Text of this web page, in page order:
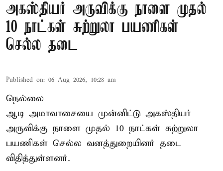
அகஸ்தியர் அருவிக்கு நாளை முதல்
10 நாட்கள் சுற்றுலா பயணிகள்
செல்ல தடை
Published on: 06 Aug 2026, 10:28 am
நெல்லை
ஆடி அமாவாசையை முன்னிட்டு அகஸ்தியர்
அருவிக்கு நாளை முதல் 10 நாட்கள் சுற்றுலா
பயணிகள் செல்ல வனத்துறையினர் தடை
விதித்துள்ளனர்.